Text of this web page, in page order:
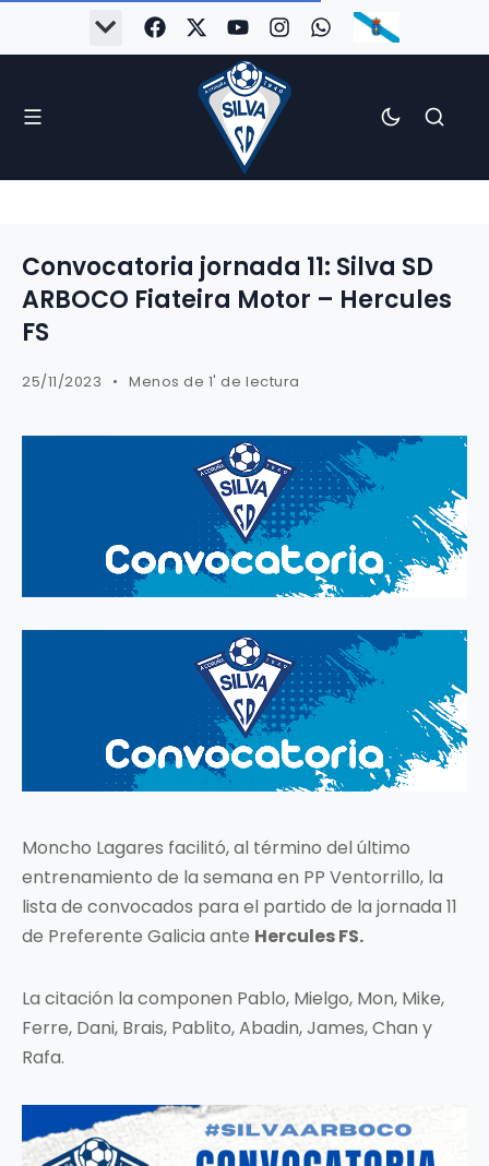
Convocatoria jornada 11: Silva SD
ARBOCO Fiateira Motor – Hercules
FS
25/11/2023 Menos de 1' de lectura
Moncho Lagares facilitó, al término del último
entrenamiento de la semana en PP Ventorrillo, la
lista de convocados para el partido de la jornada 11
de Preferente Galicia ante Hercules FS.
La citación la componen Pablo, Mielgo, Mon, Mike,
Ferre, Dani, Brais, Pablito, Abadin, James, Chan y
Rafa.